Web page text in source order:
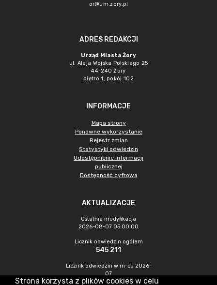
or@um.zory.pl
ADRES REDAKCJI
Urząd Miasta Żory
ul. Aleja Wojska Polskiego 25
44-240 Żory
piętro 1, pokój 102
INFORMACJE
Mapa strony
Ponowne wykorzystanie
Rejestr zmian
Statystyki odwiedzin
Udostępnienie informacji
publicznej
Dostępność cyfrowa
AKTUALIZACJE
Ostatnia modyfikacja
2026-08-07 05:00:00
Licznik odwiedzin ogółem
545 211
Licznik odwiedzin w m-cu 2026-
07
1 227
Strona korzysta z plików cookies w celu